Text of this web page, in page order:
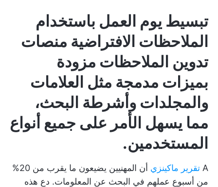
تبسيط يوم العمل باستخدام
الملاحظات الافتراضية منصات
تدوين الملاحظات مزودة
بميزات مدمجة مثل العلامات
والمجلدات وأشرطة البحث،
مما يسهل الأمر على جميع أنواع
المستخدمين.
A تقرير ماكينزي
أن المهنيين يضيعون ما يقرب من 20%
من أسبوع عملهم في البحث عن المعلومات. دع هذه